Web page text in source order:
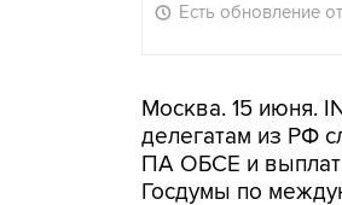
Есть обновление
Москва. 15 июня.
делегатам из РФ
ПА ОБСЕ и выплат
Госдумы по